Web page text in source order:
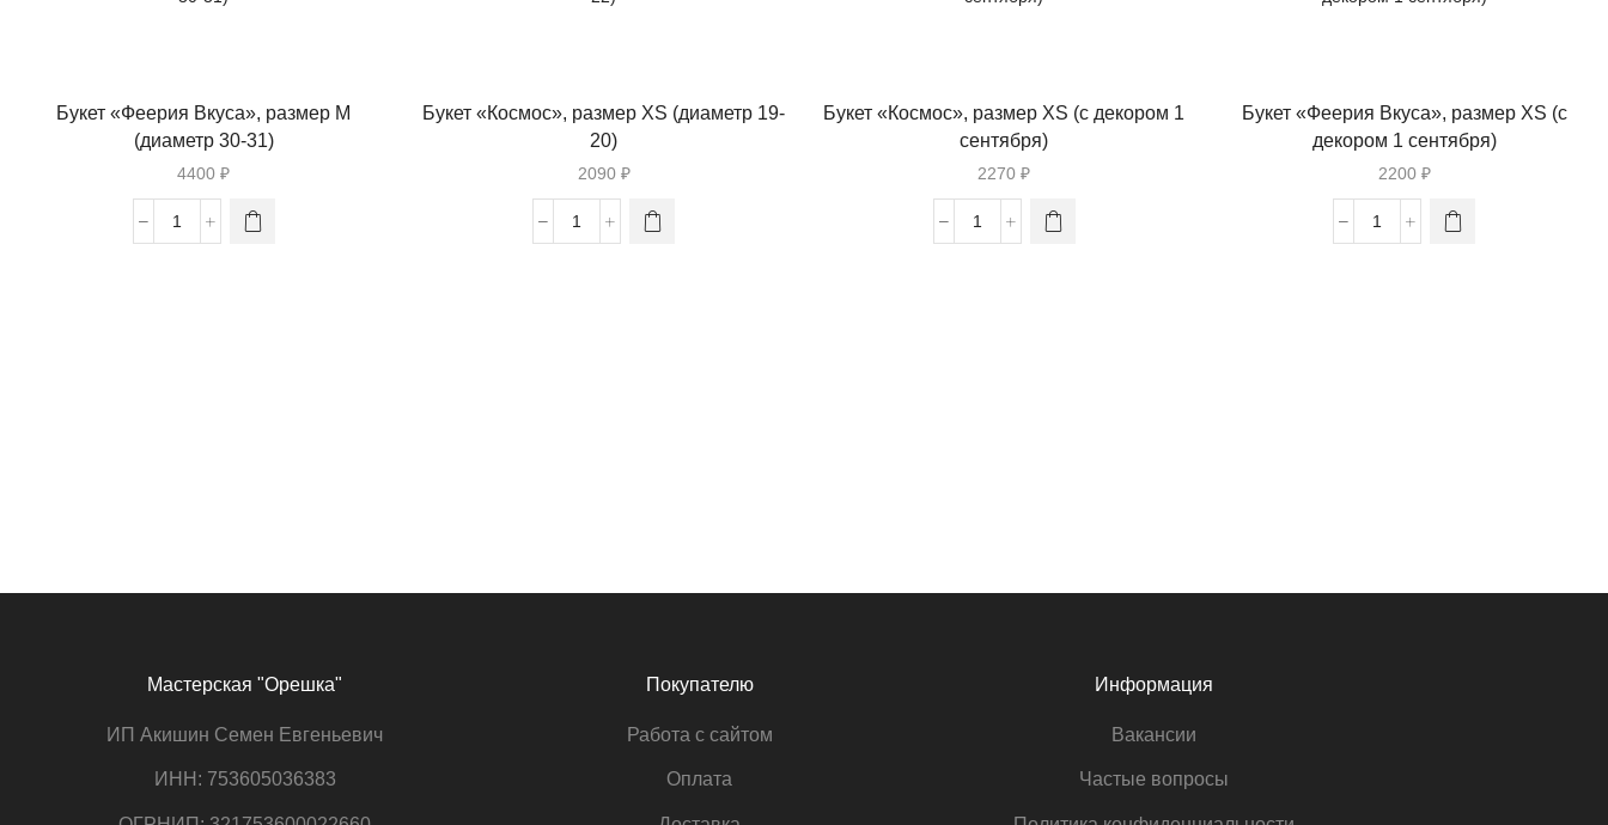
Букет «Феерия Вкуса», размер М
(диаметр 30-31)
4400₽
Букет «Космос», размер XS (диаметр 19-
20)
2090 ₽
Букет «Космос», размер XS (с декором 1
сентября)
2270₽
Букет «Феерия Вкуса», размер XS (с
декором 1 сентября)
2200 ₽
Мастерская "Орешка"
ИП Акишин Семен Евгеньевич
ИНН: 753605036383
Покупателю
Работа с сайтом
Оплата
Информация
Вакансии
Частые вопросы